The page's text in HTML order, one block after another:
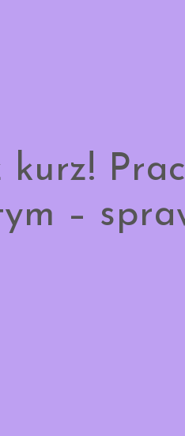
kurz!
–